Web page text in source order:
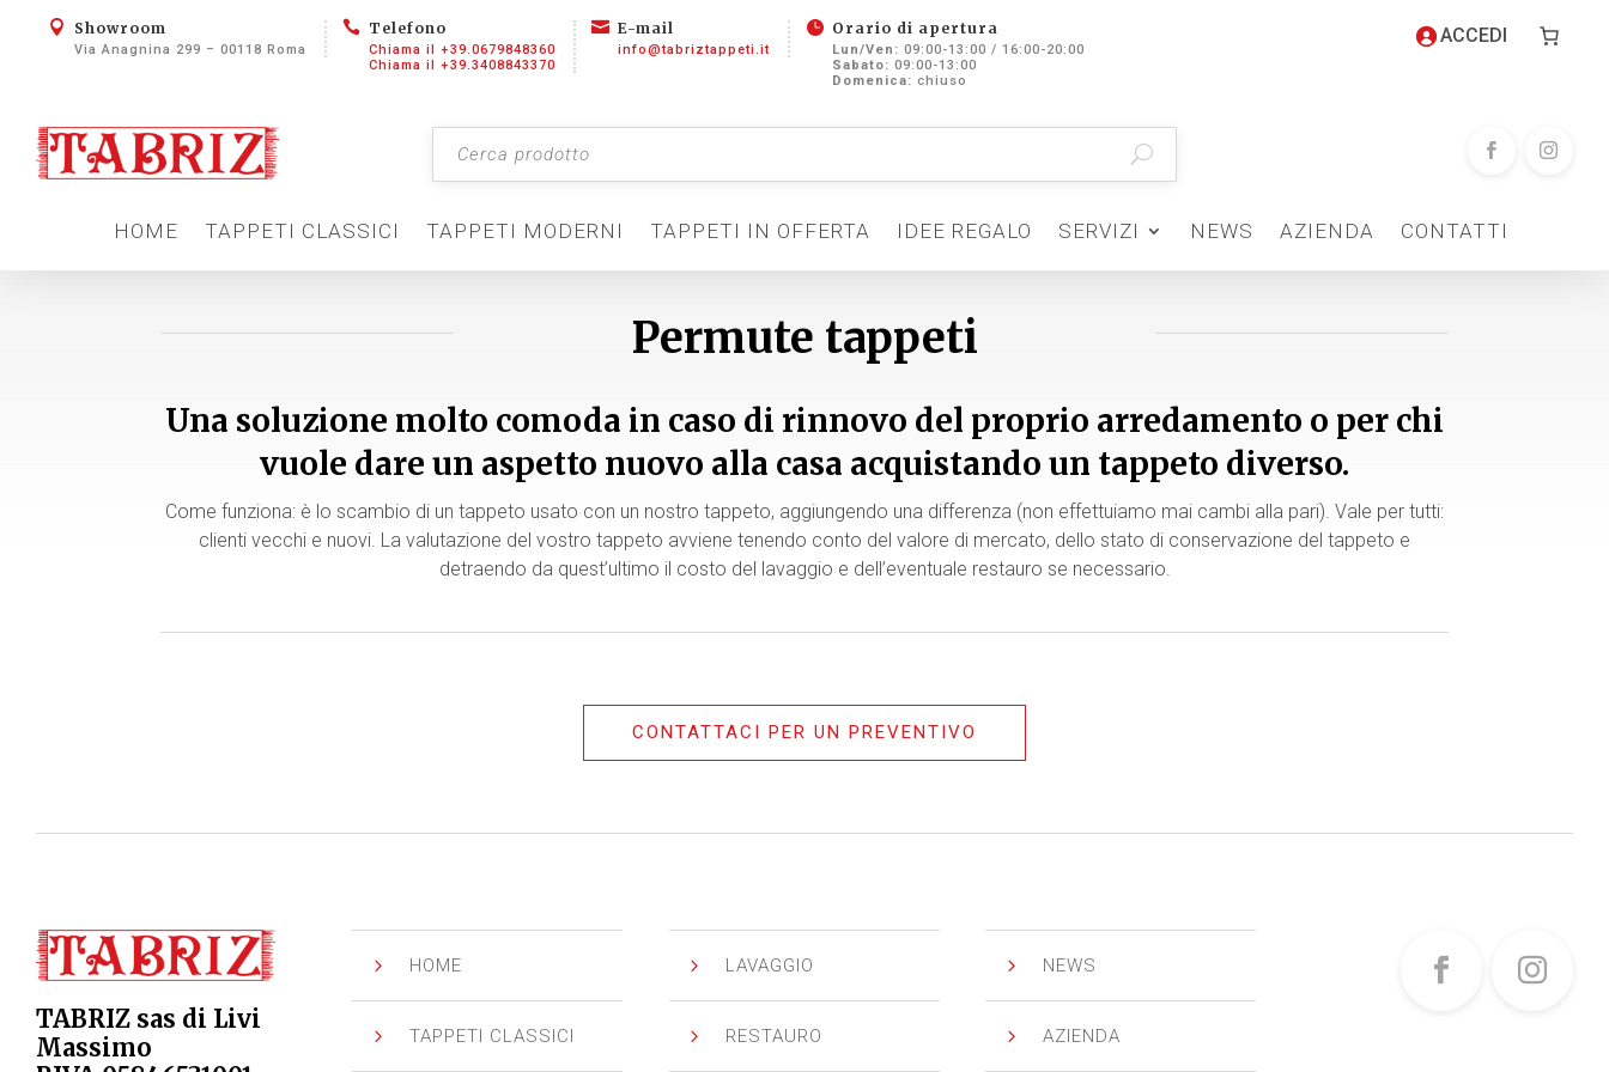
 Showroom
Via Anagnina 299 – 00118 Roma
 Telefono
Chiama il +39.0679848360
Chiama il +39.3408843370
 E-mail
info@tabriztappeti.it
 Orario di apertura
Lun/Ven: 09:00-13:00 / 16:00-20:00
Sabato: 09:00-13:00
Domenica: chiuso
ACCEDI
HOME TAPPETI CLASSICI TAPPETI MODERNI TAPPETI IN OFFERTA IDEE REGALO SERVIZI NEWS AZIENDA CONTATTI
Permute tappeti
Una soluzione molto comoda in caso di rinnovo del proprio arredamento o per chi
vuole dare un aspetto nuovo alla casa acquistando un tappeto diverso.
Come funziona: è lo scambio di un tappeto usato con un nostro tappeto, aggiungendo una differenza (non effettuiamo mai cambi alla pari). Vale per tutti:
clienti vecchi e nuovi. La valutazione del vostro tappeto avviene tenendo conto del valore di mercato, dello stato di conservazione del tappeto e
detraendo da quest’ultimo il costo del lavaggio e dell’eventuale restauro se necessario.
CONTATTACI PER UN PREVENTIVO
TABRIZ sas di Livi
Massimo
5 HOME
5 TAPPETI CLASSICI
5 LAVAGGIO
5 RESTAURO
5 NEWS
5 AZIENDA